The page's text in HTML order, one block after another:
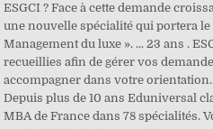
ESGCI ? Face à cette demande
une nouvelle spécialité qui portera
Management du luxe ». ... 23 ans .
recueillies afin de gérer vos
accompagner dans votre
Depuis plus de 10 ans Eduniversal
MBA de France dans 78 spécialités.